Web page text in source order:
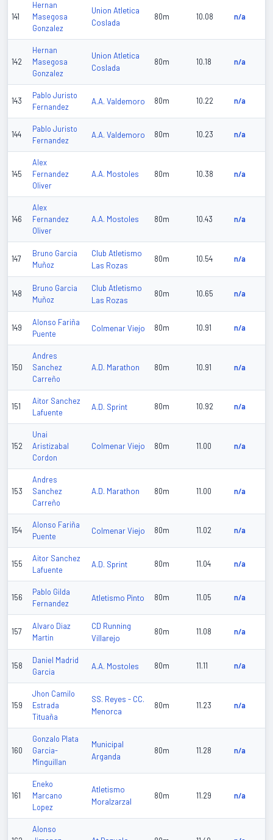
141
Hernan
Masegosa
Gonzalez
Union Atletica
Coslada
80m 10.08 n/a
142
Hernan
Masegosa
Gonzalez
Union Atletica
Coslada
80m 10.18 n/a
143
Pablo Juristo
Fernandez
A.A. Valdemoro 80m 10.22 n/a
144
Pablo Juristo
Fernandez
A.A. Valdemoro 80m 10.23 n/a
145
Alex
Fernandez
Oliver
A.A. Mostoles 80m 10.38 n/a
146
Alex
Fernandez
Oliver
A.A. Mostoles 80m 10.43 n/a
147
Bruno Garcia
Muñoz
Club Atletismo
Las Rozas
80m 10.54 n/a
148
Bruno Garcia
Muñoz
Club Atletismo
Las Rozas
80m 10.65 n/a
149
Alonso Fariña
Puente
Colmenar Viejo 80m 10.91 n/a
150
Andres
Sanchez
Carreño
A.D. Marathon 80m 10.91 n/a
151
Aitor Sanchez
Lafuente
A.D. Sprint 80m 10.92 n/a
152
Unai
Aristizabal
Cordon
Colmenar Viejo 80m 11.00 n/a
153
Andres
Sanchez
Carreño
A.D. Marathon 80m 11.00 n/a
154
Alonso Fariña
Puente
Colmenar Viejo 80m 11.02 n/a
155
Aitor Sanchez
Lafuente
A.D. Sprint 80m 11.04 n/a
156
Pablo Gilda
Fernandez
Atletismo Pinto 80m 11.05 n/a
157
Alvaro Diaz
Martin
CD Running
Villarejo
80m 11.08 n/a
158
Daniel Madrid
Garcia
A.A. Mostoles 80m 11.11 n/a
159
Jhon Camilo
Estrada
Tituaña
SS. Reyes - CC.
Menorca
80m 11.23 n/a
160
Gonzalo Plata
Garcia-
Minguillan
Municipal
Arganda
80m 11.28 n/a
161
Eneko
Marcano
Lopez
Atletismo
Moralzarzal
80m 11.29 n/a
Alonso